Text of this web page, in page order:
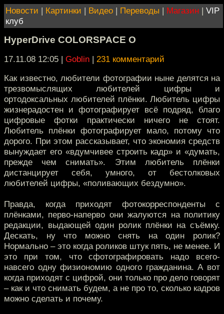
Новости | Картинки | Видео | Переводы | Магазин | VIP
клуб
HyperDrive COLORSPACE O
17.11.08 12:05 | Goblin | 231 комментарий
Как известно, любители фотографии ныне делятся на
трезвомыслящих любителей цифры и
ортодоксальных любителей плёнки. Любитель цифры
жизнерадостен и фотографирует всё подряд, благо
цифровые фотки практически ничего не стоят.
Любитель плёнки фотографирует мало, потому что
дорого. При этом рассказывает, что экономия средств
вынуждает его «вдумчивее строить кадр» и «думать,
прежде чем снимать». Этим любитель плёнки
дистанцирует себя, умного, от бестолковых
любителей цифры, «поливающих бездумно».
Правда, когда приходят фотокорреспонденты с
плёнками, перво-наперво они жалуются на политику
редакции, выдающей один ролик плёнки на съёмку.
Дескать, ну что можно снять на один ролик?
Нормально – это когда роликов штук пять, не менее. И
это при том, что сфотографировать надо всего-
навсего одну физиономию одного гражданина. А вот
когда приходят с цифрой, они только про дело говорят
– как и что снимать будем, а не про то, сколько кадров
можно сделать и почему.